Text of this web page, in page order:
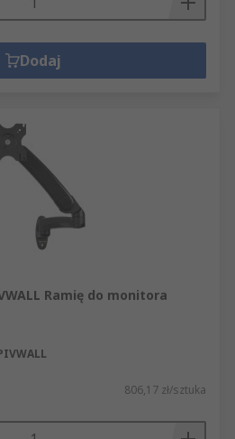
Dodaj
Ramię do monitora
806,17 zł/sztuka